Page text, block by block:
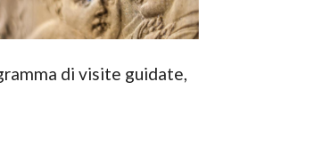
di visite guidate,